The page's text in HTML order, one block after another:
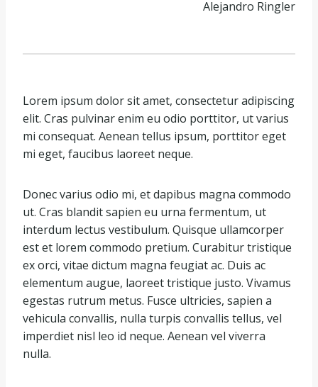
Alejandro Ringler
Lorem ipsum dolor sit amet, consectetur adipiscing
elit. Cras pulvinar enim eu odio porttitor, ut varius
mi consequat. Aenean tellus ipsum, porttitor eget
mi eget, faucibus laoreet neque.
Donec varius odio mi, et dapibus magna commodo
ut. Cras blandit sapien eu urna fermentum, ut
interdum lectus vestibulum. Quisque ullamcorper
est et lorem commodo pretium. Curabitur tristique
ex orci, vitae dictum magna feugiat ac. Duis ac
elementum augue, laoreet tristique justo. Vivamus
egestas rutrum metus. Fusce ultricies, sapien a
vehicula convallis, nulla turpis convallis tellus, vel
imperdiet nisl leo id neque. Aenean vel viverra
nulla.